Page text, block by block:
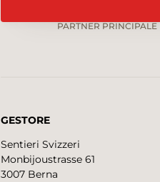
PARTNER PRINCIPALE
GESTORE
Sentieri Svizzeri
Monbijoustrasse 61
3007 Berna